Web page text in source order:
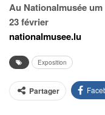
Au Nationalmusée
23 février
nationalmusee.lu
Exposition
Partager